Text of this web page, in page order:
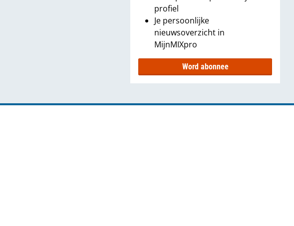
profiel
Je persoonlijke
nieuwsoverzicht in
MijnMIXpro
Word abonnee